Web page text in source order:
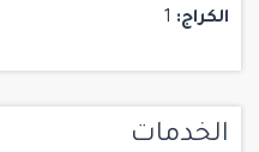
الكراج:
الخدمات